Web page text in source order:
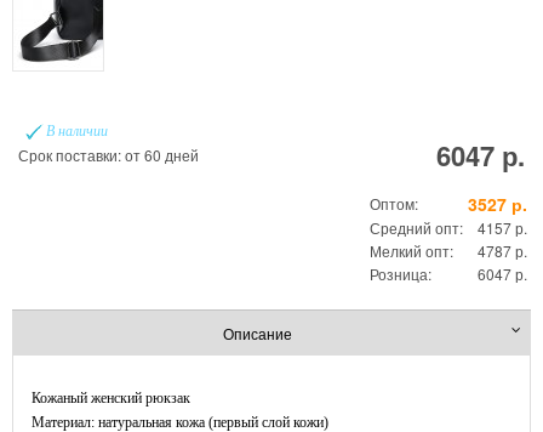
В наличии
Срок поставки: от 60 дней 6047 р.
Оптом: 3527 р.
Средний опт:
4157 р.
Мелкий опт:
4787 р.
Розница:
6047 р.
Описание
Кожаный женский рюкзак
Материал: натуральная кожа (первый слой кожи)